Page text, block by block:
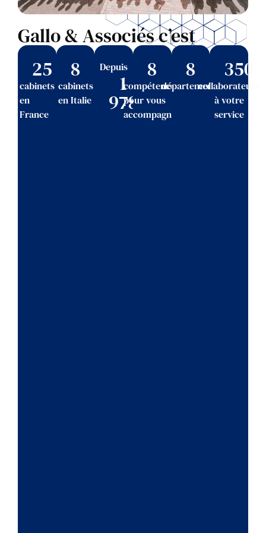
Gallo & Associés c’est
cabinets
en
France
25
cabinets
en Italie
8 Depuis
1
978
compétences
pour vous
accompagner
8
départements
8
collaborateurs
à votre
service
350